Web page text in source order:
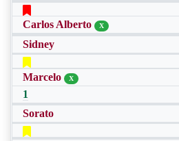
Carlos Alberto X
Sidney
Marcelo X
1
Sorato